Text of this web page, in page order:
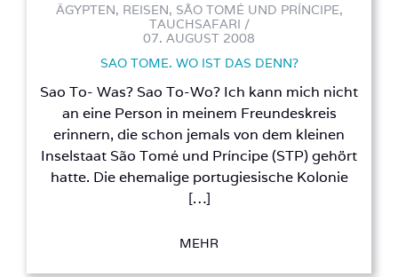
ÄGYPTEN, REISEN, SÃO TOMÉ UND PRÍNCIPE,
TAUCHSAFARI /
07. AUGUST 2008
SAO TOME. WO IST DAS DENN?
Sao To- Was? Sao To-Wo? Ich kann mich nicht
an eine Person in meinem Freundeskreis
erinnern, die schon jemals von dem kleinen
Inselstaat São Tomé und Príncipe (STP) gehört
hatte. Die ehemalige portugiesische Kolonie
[…]
MEHR